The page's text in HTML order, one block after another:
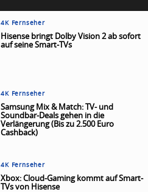
4K Fernseher
Hisense bringt Dolby Vision 2 ab sofort
auf seine Smart-TVs
4K Fernseher
Samsung Mix & Match: TV- und
Soundbar-Deals gehen in die
Verlängerung (Bis zu 2.500 Euro
Cashback)
4K Fernseher
Xbox: Cloud-Gaming kommt auf Smart-
TVs von Hisense